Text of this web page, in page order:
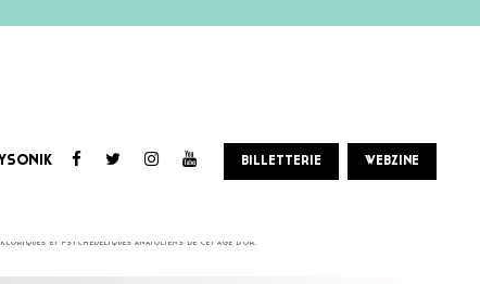
BILLETTERIE WEBZINE
et psychédéliques anatoliens de cet âge d’or.